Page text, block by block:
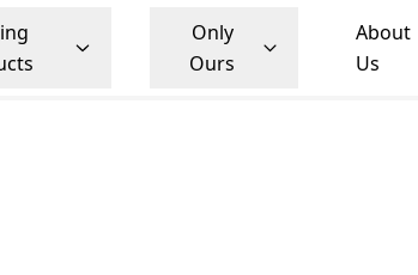
Only
Ours
About
Us